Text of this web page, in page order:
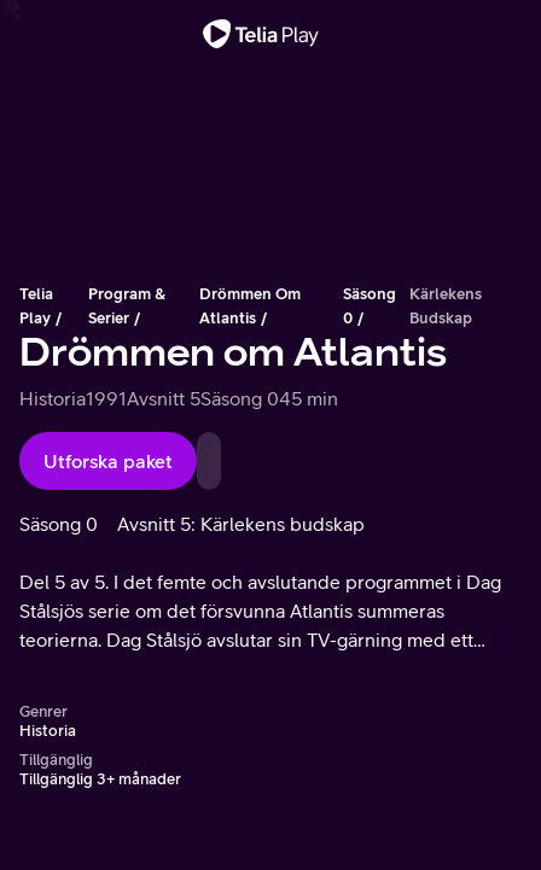
Telia
Play
Program &
Serier
Drömmen Om
Atlantis
Säsong
0
Kärlekens
Budskap
Drömmen om Atlantis
Historia1991Avsnitt 5Säsong 045 min
Utforska paket
Säsong 0 Avsnitt 5: Kärlekens budskap
Del 5 av 5. I det femte och avslutande programmet i Dag
Stålsjös serie om det försvunna Atlantis summeras
teorierna. Dag Stålsjö avslutar sin TV-gärning med ett
Genrer
Historia
Tillgänglig
Tillgänglig 3+ månader